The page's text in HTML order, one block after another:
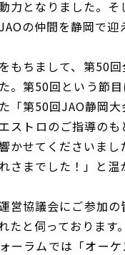
力となりました。
の仲間を静岡で迎
もちまして、第50
。第50回という節
「第50回JAO静岡
ストロのご指導の
かせてくださいまし
れさまでした！」と
営協議会にご参加
たと伺っております。
ーラムでは「オー